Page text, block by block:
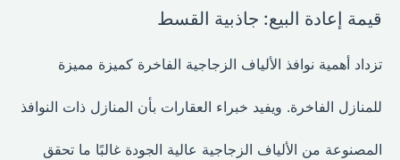
قيمة إعادة البيع: جاذبية القسط
تزداد أهمية نوافذ الألياف الزجاجية الفاخرة كميزة مميزة
للمنازل الفاخرة. ويفيد خبراء العقارات بأن المنازل ذات النوافذ
المصنوعة من الألياف الزجاجية عالية الجودة غالبًا ما تحقق